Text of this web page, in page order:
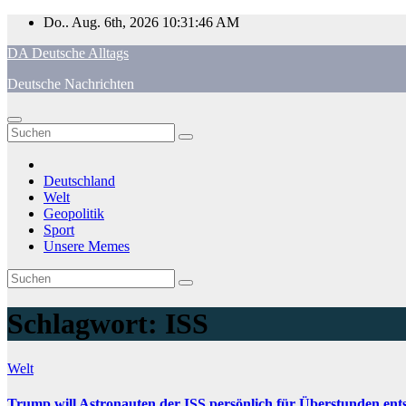
Zum
springen
Do.. Aug. 6th, 2026 10:31:46 AM
DA Deutsche Alltags
Deutsche Nachrichten
Deutschland
Welt
Geopolitik
Sport
Unsere Memes
Schlagwort: ISS
Welt